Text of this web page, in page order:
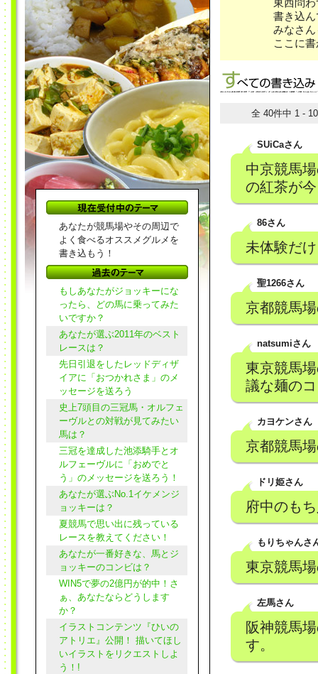
あなたが競馬場やその周辺で
よく食べるオススメグルメを
書き込もう！
もしあなたがジョッキーにな
ったら、どの馬に乗ってみた
いですか？
あなたが選ぶ2011年のベスト
レースは？
先日引退をしたレッドディザ
イアに「おつかれさま」のメ
ッセージを送ろう
史上7頭目の三冠馬・オルフェ
ーヴルとの対戦が見てみたい
馬は？
三冠を達成した池添騎手とオ
ルフェーヴルに「おめでと
う」のメッセージを送ろう！
あなたが選ぶNo.1イケメンジ
ョッキーは？
夏競馬で思い出に残っている
レースを教えてください！
あなたが一番好きな、馬とジ
ョッキーのコンビは？
WIN5で夢の2億円が的中！さ
ぁ、あなたならどうします
か？
イラストコンテンツ『ひいの
アトリエ』公開！ 描いてほし
いイラストをリクエストしよ
う！!
東西問
書き込
みなさ
ここに
全 40件中 1 -
SUiCaさん
中京競馬
の紅茶が
86さん
未体験だ
聖1266さん
京都競馬
natsumiさん
東京競馬
議な麺の
カヨケンさん
京都競馬
ドリ姫さん
府中のも
もりちゃんさ
東京競馬
左馬さん
阪神競馬
す。